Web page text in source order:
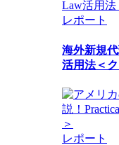
レポート
海外新規
活用法＜
レポート